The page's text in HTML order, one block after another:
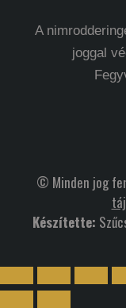
A
joggal
© Minden jog
Készítette: